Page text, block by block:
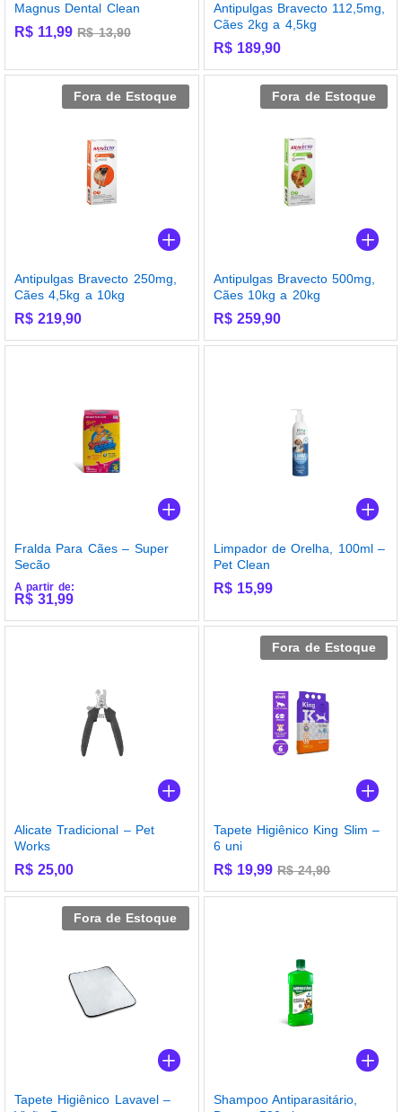
Magnus Dental Clean
R$ 11,99 R$13,90
Antipulgas Bravecto 112,5mg,
Cães 2kg a 4,5kg
R$189,90
Fora de Estoque
Antipulgas Bravecto 250mg,
Cães 4,5kg a 10kg
R$ 219,90
Fora de Estoque
Antipulgas Bravecto 500mg,
Cães 10kg a 20kg
R$259,90
Fralda Para Cães – Super
Secão
A partir de:
R$ 31,99
Limpador de Orelha, 100ml –
Pet Clean
R$15,99
Alicate Tradicional – Pet
Works
R$ 25,00
Fora de Estoque
Tapete Higiênico King Slim –
6 uni
R$19,99 R$24,90
Fora de Estoque
Tapete Higiênico Lavavel –
Shampoo Antiparasitário,